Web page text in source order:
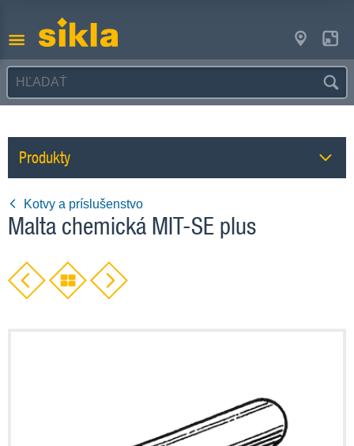
Produkty
Kotvy a príslušenstvo
Malta chemická MIT-SE plus